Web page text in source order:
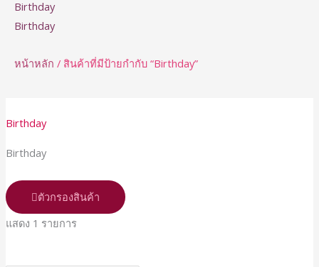
Birthday
Birthday
หน้าหลัก / สินค้าที่มีป้ายกำกับ “Birthday”
Birthday
Birthday
ตัวกรองสินค้า
แสดง 1 รายการ